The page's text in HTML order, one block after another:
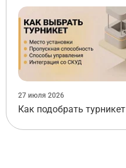
27 июля 2026
Как подобрать турникет